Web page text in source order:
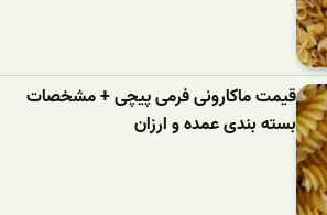
قیمت ماکارونی فرمی پیچی + مشخصات
بسته بندی عمده و ارزان